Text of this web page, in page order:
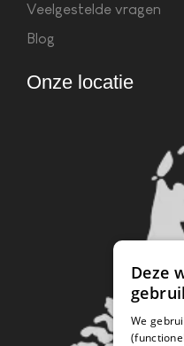
Veelgestelde vragen
Blog
Onze locatie
Deze
We